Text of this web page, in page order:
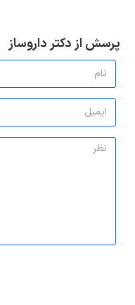
پرسش از دکتر داروساز